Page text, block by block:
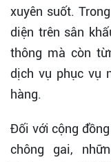
xuyên suốt.
diện trên sân
thông mà còn
dịch vụ phục vụ
hàng.
Đối với cộng
chông gai,